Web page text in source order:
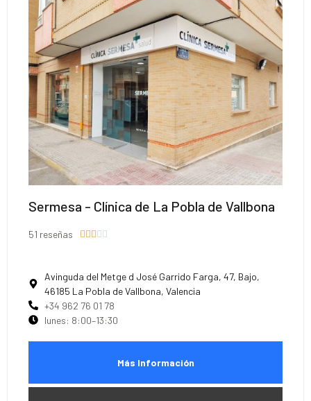
Sermesa - Clínica de La Pobla de Vallbona
51 reseñas     
Avinguda del Metge d José Garrido Farga, 47, Bajo,
46185 La Pobla de Vallbona, Valencia
+34 962 76 01 78
lunes: 8:00–13:30
Más Información